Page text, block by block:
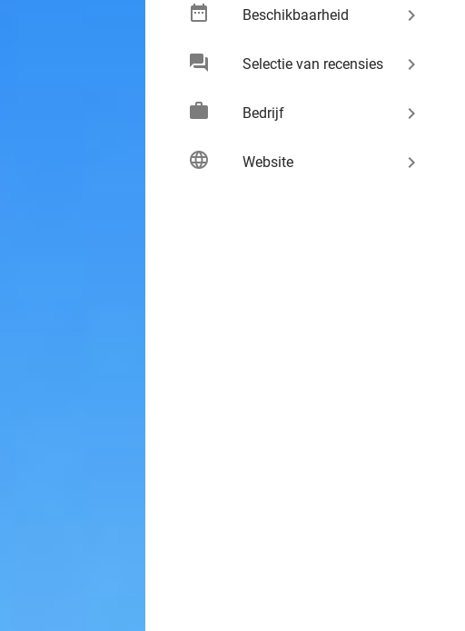
date_range Beschikbaarheid keyboard_arrow_right
chat Selectie van recensies keyboard_arrow_right
work Bedrijf keyboard_arrow_right
language Website keyboard_arrow_right